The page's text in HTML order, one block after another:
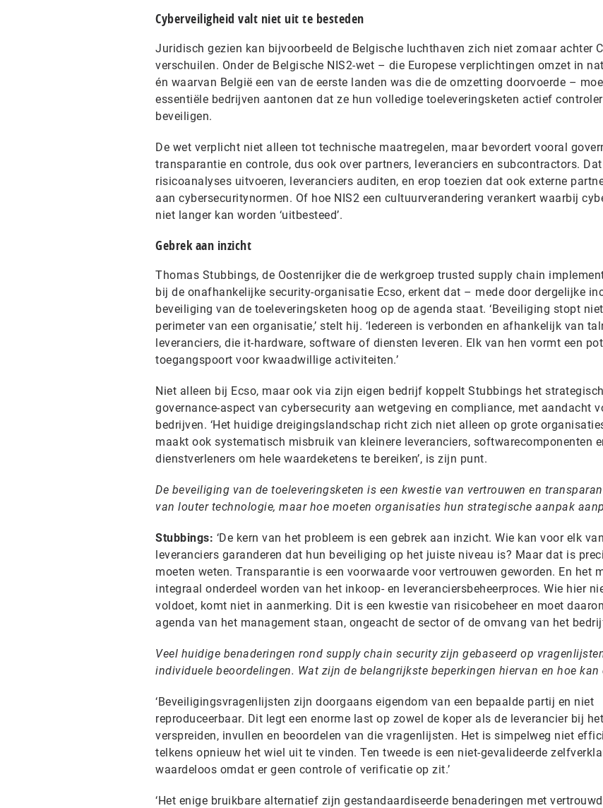
Cyberveiligheid valt niet uit te besteden
Juridisch gezien kan bijvoorbeeld de Belgische luchthaven zich niet zomaar achter
verschuilen. Onder de Belgische NIS2-wet – die Europese verplichtingen omzet in
én waarvan België een van de eerste landen was die de omzetting doorvoerde –
essentiële bedrijven aantonen dat ze hun volledige toeleveringsketen actief
beveiligen.
De wet verplicht niet alleen tot technische maatregelen, maar bevordert vooral
transparantie en controle, dus ook over partners, leveranciers en subcontractors.
risicoanalyses uitvoeren, leveranciers auditen, en erop toezien dat ook externe
aan cybersecuritynormen. Of hoe NIS2 een cultuurverandering verankert waarbij
niet langer kan worden ‘uitbesteed’.
Gebrek aan inzicht
Thomas Stubbings, de Oostenrijker die de werkgroep trusted supply chain
bij de onafhankelijke security-organisatie Ecso, erkent dat – mede door dergelijke
beveiliging van de toeleveringsketen hoog op de agenda staat. ‘Beveiliging stopt
perimeter van een organisatie,’ stelt hij. ‘Iedereen is verbonden en afhankelijk van
leveranciers, die it-hardware, software of diensten leveren. Elk van hen vormt een
toegangspoort voor kwaadwillige activiteiten.’
Niet alleen bij Ecso, maar ook via zijn eigen bedrijf koppelt Stubbings het
governance-aspect van cybersecurity aan wetgeving en compliance, met aandacht
bedrijven. ‘Het huidige dreigingslandschap richt zich niet alleen op grote
maakt ook systematisch misbruik van kleinere leveranciers, softwarecomponenten
dienstverleners om hele waardeketens te bereiken’, is zijn punt.
De beveiliging van de toeleveringsketen is een kwestie van vertrouwen en
van louter technologie, maar hoe moeten organisaties hun strategische aanpak
Stubbings: ‘De kern van het probleem is een gebrek aan inzicht. Wie kan voor elk
leveranciers garanderen dat hun beveiliging op het juiste niveau is? Maar dat is
moeten weten. Transparantie is een voorwaarde voor vertrouwen geworden. En het
integraal onderdeel worden van het inkoop- en leveranciersbeheerproces. Wie hier
voldoet, komt niet in aanmerking. Dit is een kwestie van risicobeheer en moet
agenda van het management staan, ongeacht de sector of de omvang van het
Veel huidige benaderingen rond supply chain security zijn gebaseerd op
individuele beoordelingen. Wat zijn de belangrijkste beperkingen hiervan en hoe kan
‘Beveiligingsvragenlijsten zijn doorgaans eigendom van een bepaalde partij en niet
reproduceerbaar. Dit legt een enorme last op zowel de koper als de leverancier bij
verspreiden, invullen en beoordelen van die vragenlijsten. Het is simpelweg niet
telkens opnieuw het wiel uit te vinden. Ten tweede is een niet-gevalideerde
waardeloos omdat er geen controle of verificatie op zit.’
‘Het enige bruikbare alternatief zijn gestandaardiseerde benaderingen met